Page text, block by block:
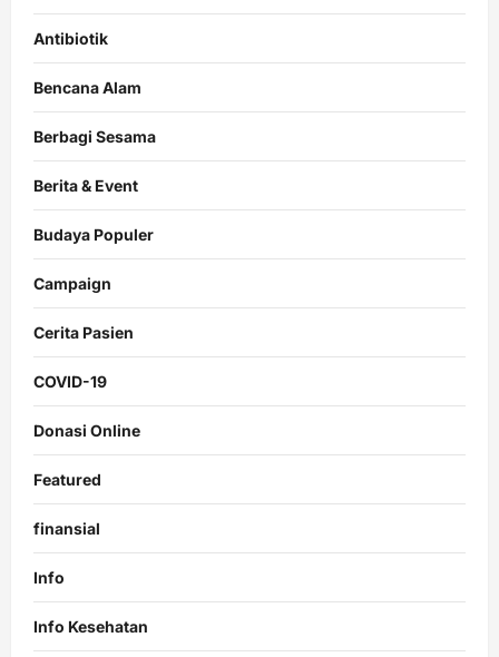
Antibiotik
Bencana Alam
Berbagi Sesama
Berita & Event
Budaya Populer
Campaign
Cerita Pasien
COVID-19
Donasi Online
Featured
finansial
Info
Info Kesehatan